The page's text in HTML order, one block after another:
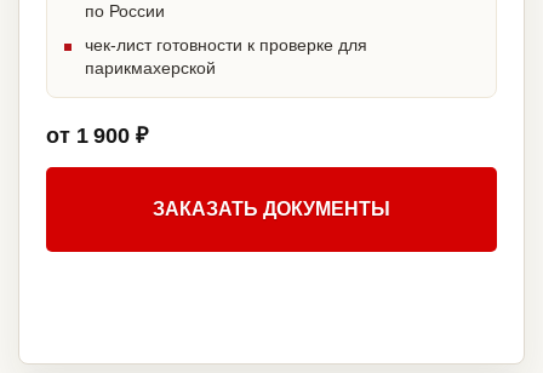
по России
чек-лист готовности к проверке для
парикмахерской
от 1 900 ₽
ЗАКАЗАТЬ ДОКУМЕНТЫ